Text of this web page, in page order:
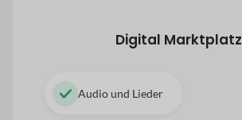
Digital Marktplatz
Audio und Lieder